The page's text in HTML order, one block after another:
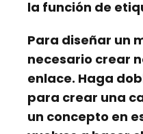
la función de
Para diseñar un
necesario crear
enlace. Haga
para crear una
un concepto en